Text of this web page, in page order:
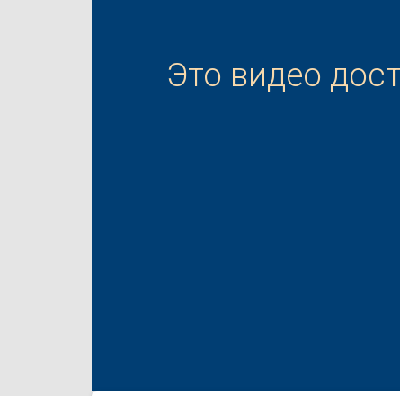
Это видео